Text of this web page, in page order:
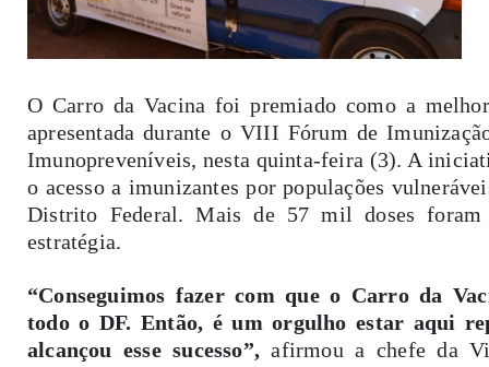
O Carro da Vacina foi premiado como a
apresentada durante o VIII Fórum de
Imunopreveníveis, nesta quinta-feira (3). A
o acesso a imunizantes por populações
Distrito Federal. Mais de 57 mil doses foram
estratégia.
“Conseguimos fazer com que o Carro da
todo o DF. Então, é um orgulho estar aqui
alcançou esse sucesso”, afirmou a chefe da